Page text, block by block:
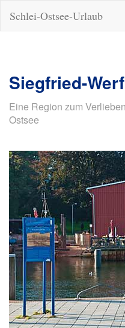
Schlei-Ostsee-Urlaub
Siegfried-
Eine Region zum
Ostsee